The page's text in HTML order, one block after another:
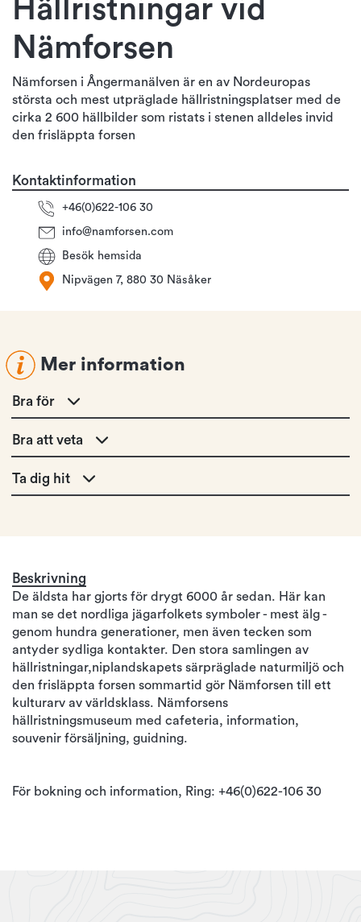
Hällristningar vid
Nämforsen
Nämforsen i Ångermanälven är en av Nordeuropas
största och mest utpräglade hällristningsplatser med de
cirka 2 600 hällbilder som ristats i stenen alldeles invid
den frisläppta forsen
Kontaktinformation
+46(0)622-106 30
info@namforsen.com
Besök hemsida
Nipvägen 7, 880 30 Näsåker
Mer information
Bra för
Bra att veta
Ta dig hit
Beskrivning
De äldsta har gjorts för drygt 6000 år sedan. Här kan
man se det nordliga jägarfolkets symboler - mest älg -
genom hundra generationer, men även tecken som
antyder sydliga kontakter. Den stora samlingen av
hällristningar,niplandskapets särpräglade naturmiljö och
den frisläppta forsen sommartid gör Nämforsen till ett
kulturarv av världsklass. Nämforsens
hällristningsmuseum med cafeteria, information,
souvenir försäljning, guidning.
För bokning och information, Ring: +46(0)622-106 30